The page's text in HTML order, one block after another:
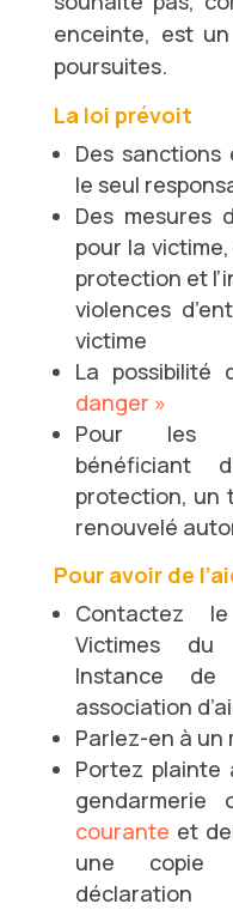
enceinte, est
poursuites.
La loi prévoit
Des sanctions
le seul
Des mesures
pour la
protection et
violences
victime
La possibilité
danger »
Pour les
bénéficiant
protection, un
renouvelé
Pour avoir de
Contactez
Victimes du
Instance
association
Parlez-en à un
Portez plainte
gendarmerie
courante et
une copie
déclaration